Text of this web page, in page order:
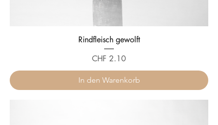
Rindfleisch gewolft
Preis
CHF 2.10
In den Warenkorb